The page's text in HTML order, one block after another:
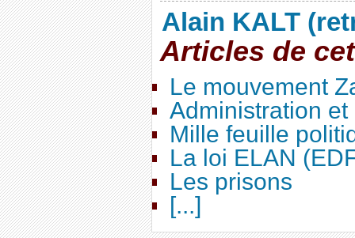
Alain KALT
Articles de
Le mouvement
Administration
Mille feuille
La loi ELAN
Les prisons
[...]